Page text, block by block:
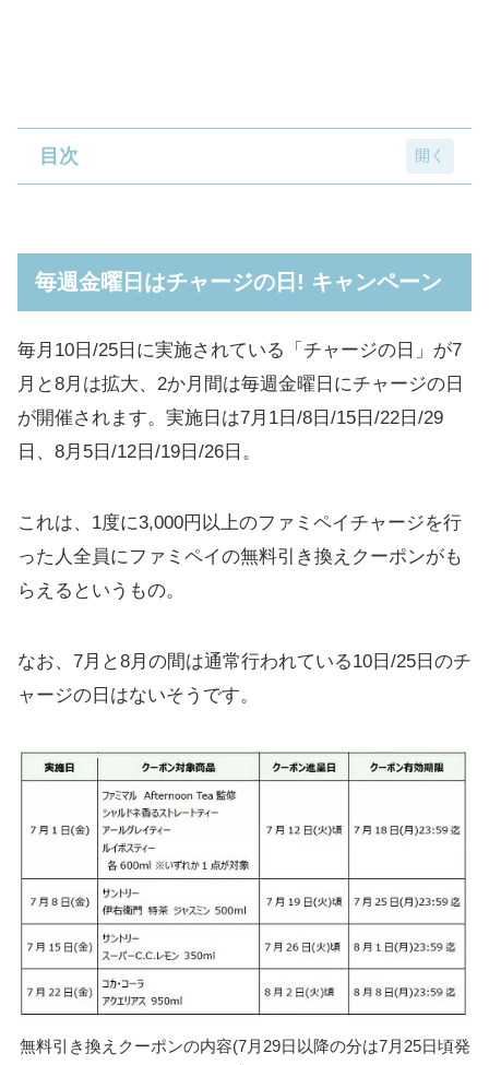
目次
ンペーン
はじめてのファミペイチャージ＆ファミペイ
払いでボーナス5倍キャンペーン
毎週金曜日はチャージの日! キャンペーン
毎月10日/25日に実施されている「チャージの日」が7
月と8月は拡大、2か月間は毎週金曜日にチャージの日
が開催されます。実施日は7月1日/8日/15日/22日/29
日、8月5日/12日/19日/26日。
これは、1度に3,000円以上のファミペイチャージを行
った人全員にファミペイの無料引き換えクーポンがも
らえるというもの。
なお、7月と8月の間は通常行われている10日/25日のチ
ャージの日はないそうです。
無料引き換えクーポンの内容(7月29日以降の分は7月25日頃発